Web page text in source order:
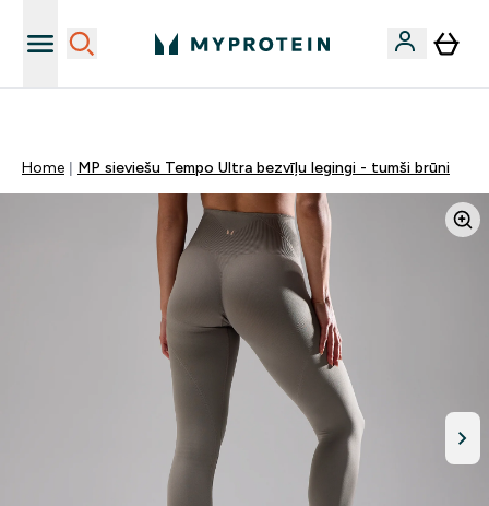
Home MP sieviešu Tempo Ultra bezvīļu legingi - tumši brūni